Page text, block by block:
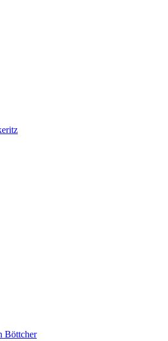
Böttcher